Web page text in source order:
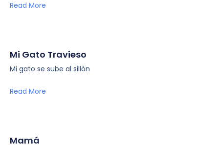
Read More
Mi Gato Travieso
Mi gato se sube al sillón
Read More
Mamá